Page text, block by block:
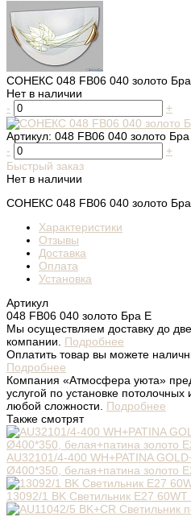
СОНЕКС 048 FB06 040 золото
Нет в наличии
-
+
Артикул: 048 FB06 040 золото
-
+
Быстрый заказ
Нет в наличии
СОНЕКС 048 FB06 040 золото
Характеристики
Отзывы
Доставка
Оплата
Установка
Артикул
048 FB06 040 золото Бра E
Мы осуществляем доставку до
компании. Подробнее
Оплатить товар вы можете
Подробнее
Компания «Атмосфера уюта»
услугой по установке потолочных
любой сложности. Подробнее
Также смотрят
AU32101/4-400 WH+PATINA
Ø400*350, белая+патина золото
13092/1 BK Светильник E27 60WT